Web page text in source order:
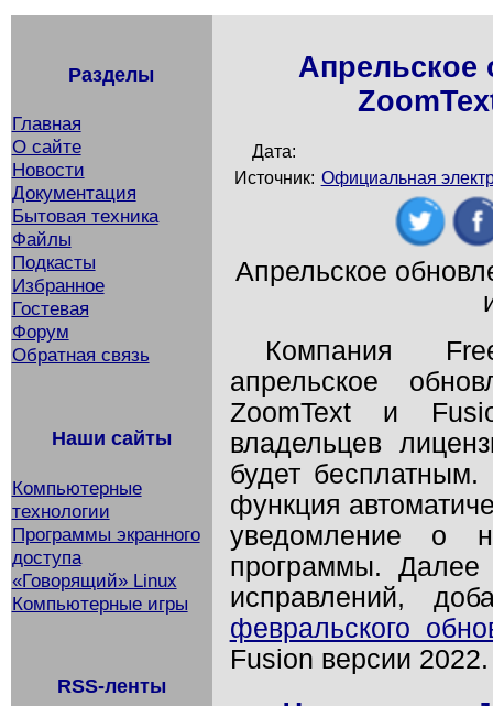
Разделы
Главная
О сайте
Новости
Документация
Бытовая техника
Файлы
Подкасты
Избранное
Гостевая
Форум
Обратная связь
Наши сайты
Компьютерные
технологии
Программы экранного
доступа
«Говорящий» Linux
Компьютерные игры
RSS-ленты
Апрельское
Дата:
Источник: Официальная
Апрельское
Компания
апрельское
ZoomTextи
владельцев
будет
функция
уведомление о
программы. Далее
исправлений,
февральского
Fusion версии 2022.